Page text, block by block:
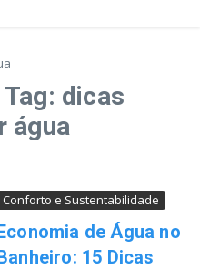
dicas
água
Conforto e Sustentabilidade
de Água no
15 Dicas